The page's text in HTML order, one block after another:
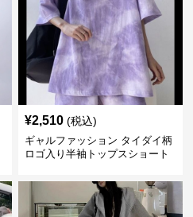
¥2,510 (税込)
ギャルファッション タイダイ柄
ロゴ入り半袖トップスショート